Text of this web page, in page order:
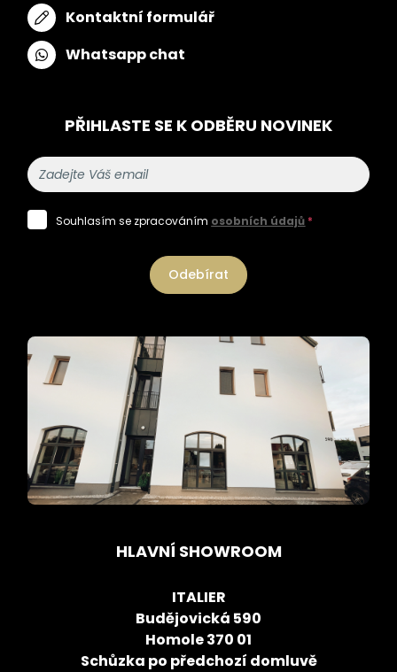
Kontaktní formulář
Whatsapp chat
PŘIHLASTE SE K ODBĚRU NOVINEK
Souhlasím se zpracováním osobních údajů *
Odebírat
HLAVNÍ SHOWROOM
ITALIER
Budějovická 590
Homole 370 01
Schůzka po předchozí domluvě